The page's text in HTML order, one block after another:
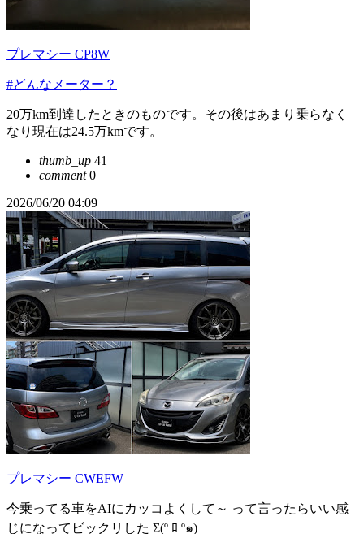
プレマシー CP8W
#どんなメーター？
20万km到達したときのものです。その後はあまり乗らなく
なり現在は24.5万kmです。
thumb_up 41
comment0
2026/06/20 04:09
プレマシー CWEFW
今乗ってる車をAIにカッコよくして～ って言ったらいい感
じになってビックリした Σ(º ﾛ º๑)